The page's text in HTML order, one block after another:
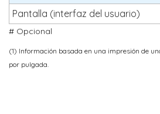
Pantalla (interfaz del usuario)
# Opcional
(1) Información basada en una impresión de
por pulgada.